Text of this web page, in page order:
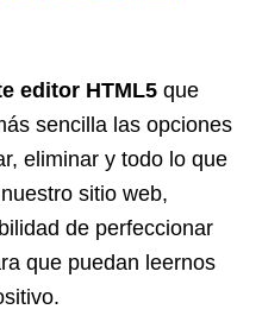
editor HTML5 que
sencilla las opciones
eliminar y todo lo que
sitio web,
de perfeccionar
que puedan leernos